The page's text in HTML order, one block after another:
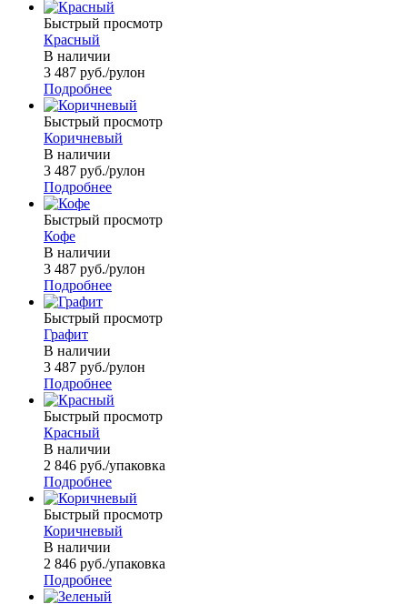
Быстрый просмотр
Красный
В наличии
3 487 руб./рулон
Подробнее
Быстрый просмотр
Коричневый
В наличии
3 487 руб./рулон
Подробнее
Быстрый просмотр
Кофе
В наличии
3 487 руб./рулон
Подробнее
Быстрый просмотр
Графит
В наличии
3 487 руб./рулон
Подробнее
Быстрый просмотр
Красный
В наличии
2 846 руб./упаковка
Подробнее
Быстрый просмотр
Коричневый
В наличии
2 846 руб./упаковка
Подробнее